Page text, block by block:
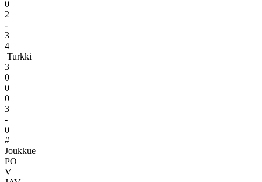
0
2
-
3
4
Turkki
3
0
0
0
3
-
0
#
Joukkue
PO
V